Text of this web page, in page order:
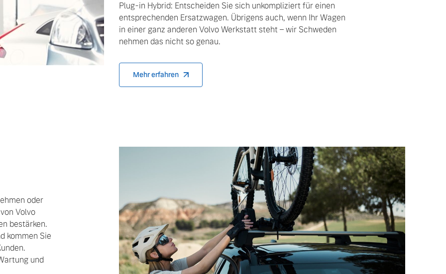
Plug-in Hybrid: Entscheiden Sie sich unkompliziert für einen
entsprechenden Ersatzwagen. Übrigens auch, wenn Ihr Wagen
in einer ganz anderen Volvo Werkstatt steht – wir Schweden
nehmen das nicht so genau.
Mehr erfahren
oder
Volvo
bestärken.
kommen Sie
und